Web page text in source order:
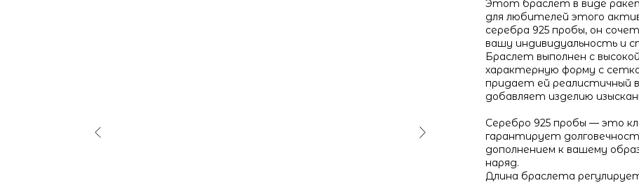
Этот браслет в виде
для любителей этого
серебра 925 пробы, он
вашу индивидуальность и
Браслет выполнен с
характерную форму с
придает ей реалистичный
добавляет изделию
Серебро 925 пробы — это
гарантирует
дополнением к вашему
наряд.
Длина браслета